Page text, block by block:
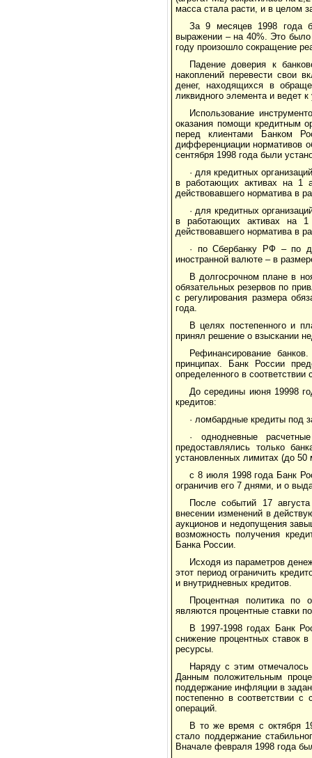
масса стала расти, и в целом
За 9 месяцев 1998 года
выражении – на 40%. Это
году произошло сокращение
Падение доверия к
накоплений перевести свои
денег, находящихся в
ликвидного элемента и ведет
Использование
оказания помощи кредитным
перед клиентами Банком
дифференциации нормативов
сентября 1998 года были
· для кредитных
в работающих активах на 1
действовавшего норматива в
· для кредитных
в работающих активах на
действовавшего норматива в
· по Сбербанку РФ – по
иностранной валюте – в
В долгосрочном плане в
обязательных резервов по
с регулирования размера
года.
В целях постепенного и
принял решение о взыскании
Рефинансирование
принципах. Банк России
определенного в
До середины июня 19998
кредитов:
· ломбардные кредиты под
· однодневные
предоставлялись только
установленных лимитах (до 50
с 8 июля 1998 года Банк
ограничив его 7 днями, и о
После событий 17
внесении изменений в
аукционов и недопущения
возможность получения
Банка России.
Исходя из параметров
этот период ограничить
и внутридневных кредитов.
Процентная политика по
являются процентные ставки
В 1997-1998 годах Банк
снижение процентных ставок
ресурсы.
Наряду с этим
Данным положительным
поддержание инфляции в
постепенно в соответствии
операций.
В то же время с октября
стало поддержание
Вначале февраля 1998 года